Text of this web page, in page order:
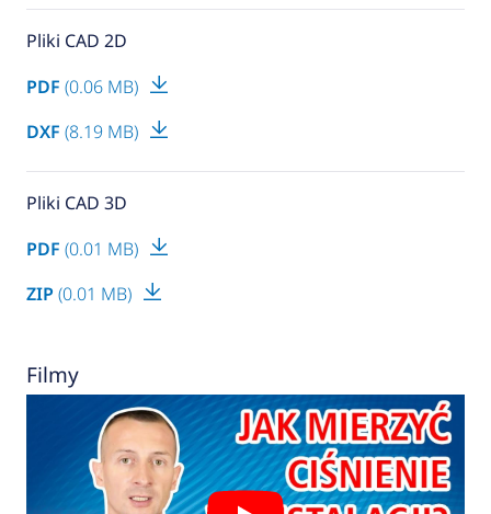
Pliki CAD 2D
PDF (0.06 MB)
DXF (8.19 MB)
Pliki CAD 3D
PDF (0.01 MB)
ZIP (0.01 MB)
Filmy